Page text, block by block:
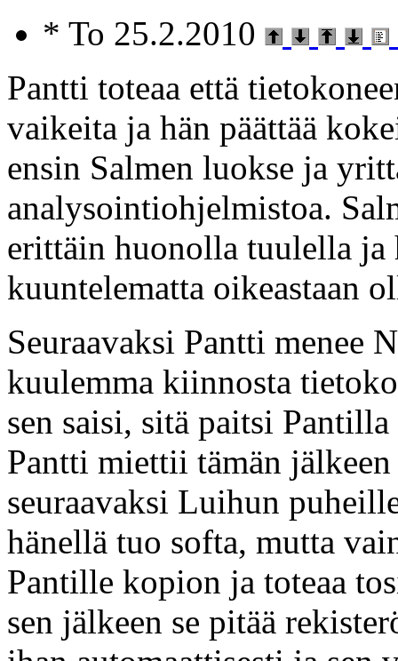
* To 25.2.2010
Pantti toteaa että
vaikeita ja hän päättää
ensin Salmen luokse ja
analysointiohjelmistoa.
erittäin huonolla tuulella ja
kuuntelematta oikeastaan
Seuraavaksi Pantti menee
kuulemma kiinnosta
sen saisi, sitä paitsi
Pantti miettii tämän
seuraavaksi Luihun
hänellä tuo softa, mutta
Pantille kopion ja toteaa
sen jälkeen se pitää